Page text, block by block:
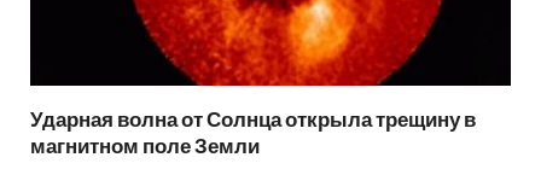
Ударная волна от Солнца открыла трещину в
магнитном поле Земли